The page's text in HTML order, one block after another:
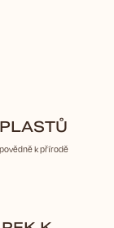
k přírodě